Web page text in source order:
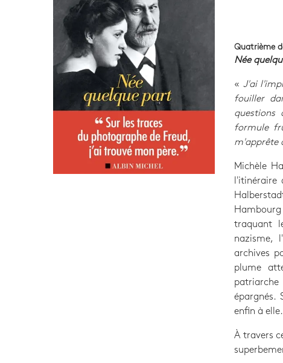
Quatrième
Née
« J'ai
fouiller
questions
formule
m'apprête
Michèle
traquant
nazisme,
archives
plume
épargnés.
enfin à elle.
À travers